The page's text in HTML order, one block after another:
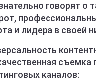
говорят о
и лидера в своей
съемка
каналов: